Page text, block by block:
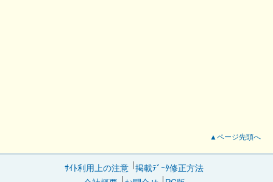
▲ページ先頭へ
ｻｲﾄ利用上の注意 掲載ﾃﾞｰﾀ修正方法